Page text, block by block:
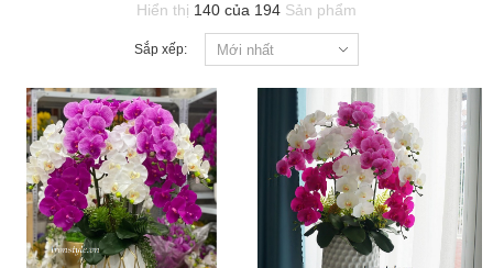
Hiển thị 140 của 194 Sản phẩm
Sắp xếp: